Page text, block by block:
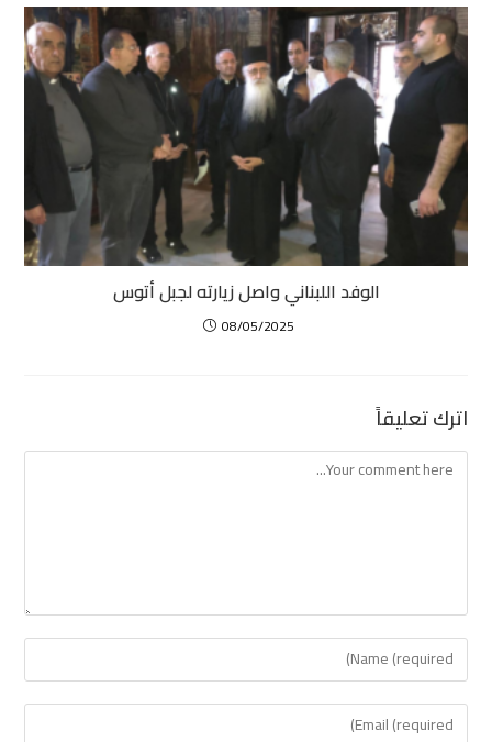
الوفد اللبناني واصل زيارته لجبل أتوس
08/05/2025
اترك تعليقاً